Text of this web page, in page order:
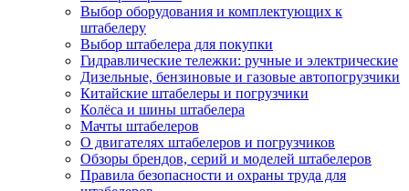
Выбор оборудования и комплектующих к
штабелеру
Выбор штабелера для покупки
Гидравлические тележки: ручные и электрические
Дизельные, бензиновые и газовые автопогрузчики
Китайские штабелеры и погрузчики
Колёса и шины штабелера
Мачты штабелеров
О двигателях штабелеров и погрузчиков
Обзоры брендов, серий и моделей штабелеров
Правила безопасности и охраны труда для